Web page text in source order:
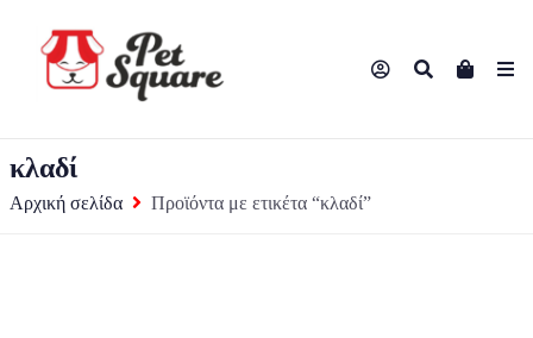
κλαδί
Αρχική σελίδα Προϊόντα με ετικέτα “κλαδί”